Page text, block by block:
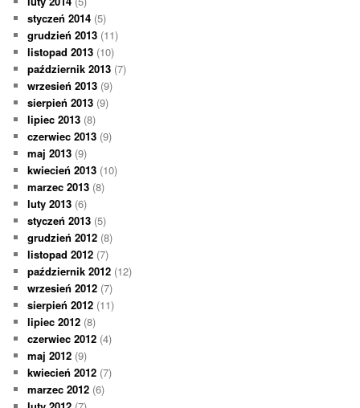
styczeń 2014 (5)
grudzień 2013 (11)
listopad 2013 (10)
październik 2013 (7)
wrzesień 2013 (9)
sierpień 2013 (9)
lipiec 2013 (8)
czerwiec 2013 (9)
maj 2013 (9)
kwiecień 2013 (10)
marzec 2013 (8)
luty 2013 (6)
styczeń 2013 (5)
grudzień 2012 (8)
listopad 2012 (7)
październik 2012 (12)
wrzesień 2012 (7)
sierpień 2012 (11)
lipiec 2012 (8)
czerwiec 2012 (4)
maj 2012 (9)
kwiecień 2012 (7)
marzec 2012 (6)